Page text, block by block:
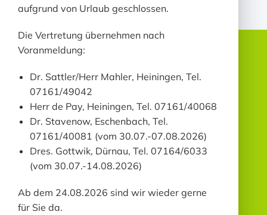
Angehende medizinische Fachangestellte
UNSERE
LEISTUNGEN
Unsere Praxis bietet Ihnen eine umfassende
hausärztliche Versorgung mit modernster
Diagnostik:
DIAGNOSTIK
aufgrund von Urlaub geschlossen.
Die Vertretung übernehmen nach
Voranmeldung:
Dr. Sattler/Herr Mahler, Heiningen, Tel.
07161/49042
Herr de Pay, Heiningen, Tel. 07161/40068
Dr. Stavenow, Eschenbach, Tel.
07161/40081 (vom 30.07.-07.08.2026)
Dres. Gottwik, Dürnau, Tel. 07164/6033
(vom 30.07.-14.08.2026)
Ab dem 24.08.2026 sind wir wieder gerne
für Sie da.